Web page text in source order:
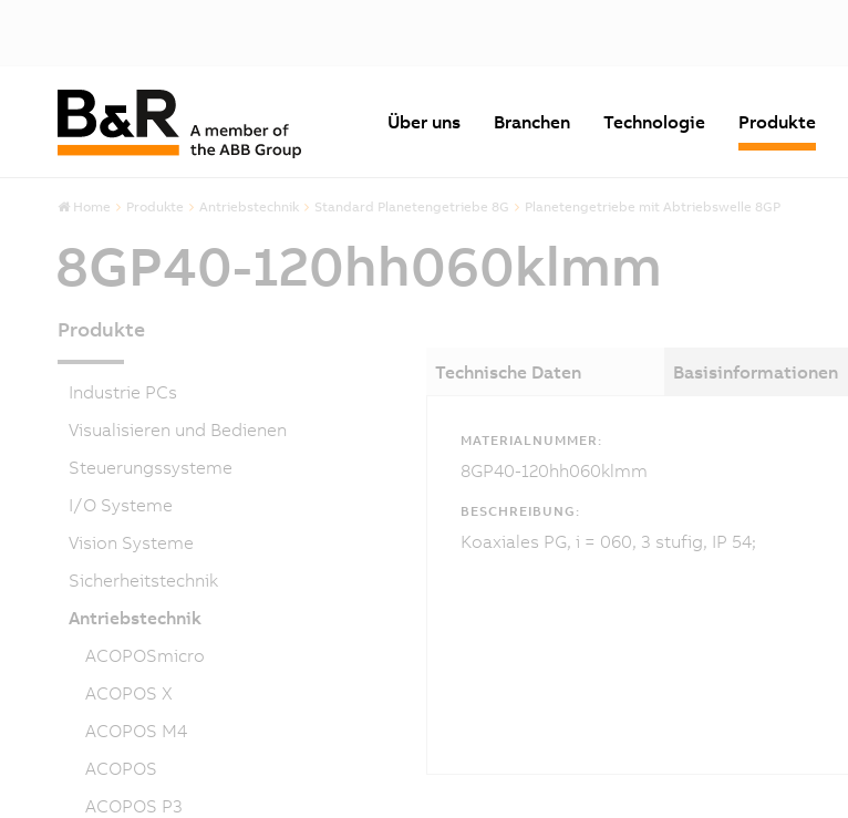
Über uns Branchen Technologie Produkte
Home Produkte Antriebstechnik Standard Planetengetriebe 8G Planetengetriebe mit Abtriebswelle 8GP
8GP40-120hh060klmm
Technische Daten Basisinformationen
MATERIALNUMMER:
8GP40-120hh060klmm
BESCHREIBUNG:
Koaxiales PG, i = 060, 3 stufig, IP 54;
Produkte
Industrie PCs
Visualisieren und Bedienen
Steuerungssysteme
I/O Systeme
Vision Systeme
Sicherheitstechnik
Antriebstechnik
ACOPOSmicro
ACOPOS X
ACOPOS M4
ACOPOS
ACOPOS P3